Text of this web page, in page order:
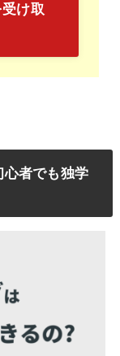
け取
心者でも独学